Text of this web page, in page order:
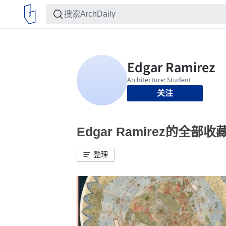
关注
Edgar Ramirez的全部收
整理